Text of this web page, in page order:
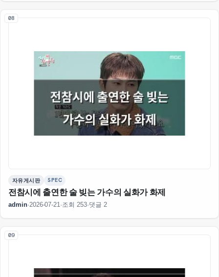
08
자유게시판 SPEC
전참시에 출연한 술 빚는 가수의 실화가 화제
admin·2026-07-21 ·조회 253·댓글 2
09